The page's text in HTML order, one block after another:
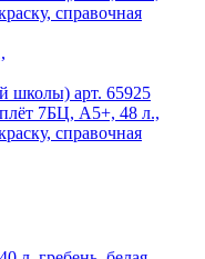
школы) арт. 65925
7БЦ, А5+, 48 л.,
справочная